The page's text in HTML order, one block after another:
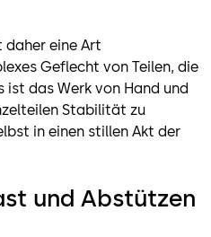
daher eine Art
Geflecht von Teilen, die
das Werk von Hand und
Stabilität zu
in einen stillen Akt der
und Abstützen